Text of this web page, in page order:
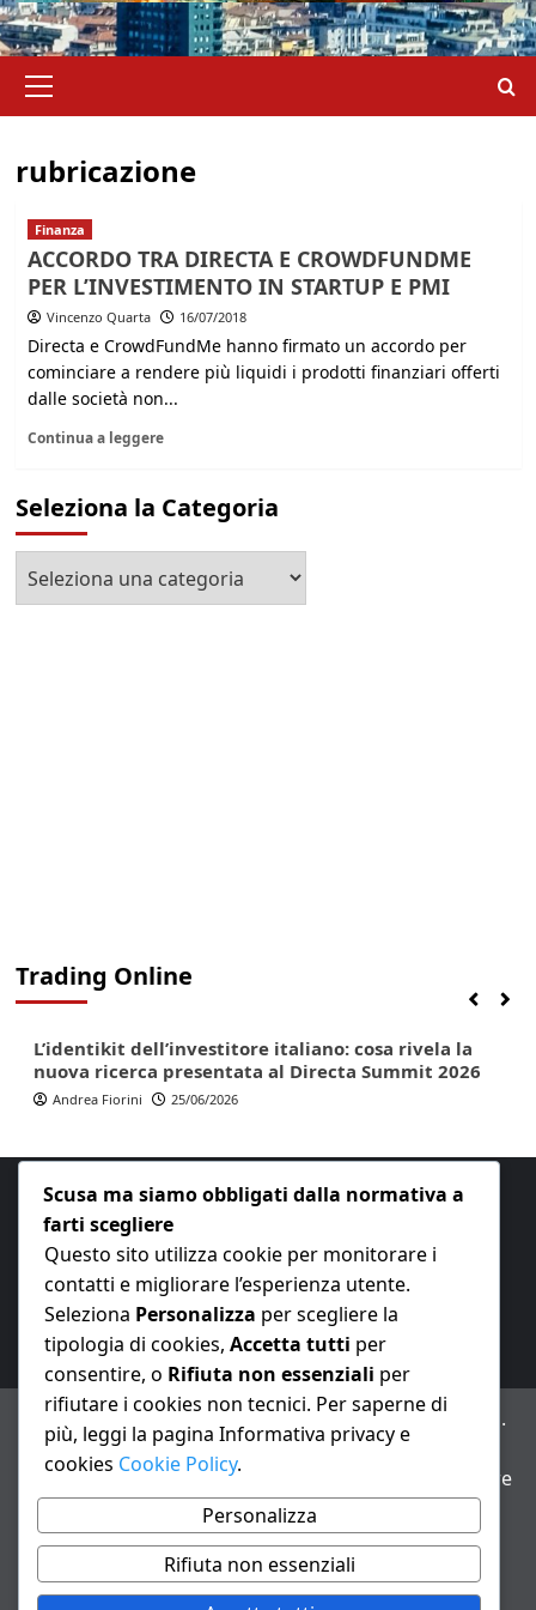
principale
rubricazione
Finanza
ACCORDO TRA DIRECTA E CROWDFUNDME
PER L’INVESTIMENTO IN STARTUP E PMI
Vincenzo Quarta 16/07/2018
Directa e CrowdFundMe hanno firmato un accordo per
cominciare a rendere più liquidi i prodotti finanziari offerti
dalle società non...
Continua a leggere
Seleziona la Categoria
la
Trading Online
L’identikit dell’investitore italiano: cosa rivela la
nuova ricerca presentata al Directa Summit 2026
Andrea Fiorini 25/06/2026
E-mail:redazione@nuovaeconomia.it
ANNO XXIII – Testata giornalistica reg. Trib. Milano n.
487 del 20/9/2002 – Dir. resp. Andrea Fiorini
Avviso IA: alcuni articoli di questo sito possono essere
realizzati con il supporto di sistemi di intelligenza
artificiale con supervisione e verifica di un redattore
Informativa privacy e cookie
Scusa ma siamo obbligati dalla normativa a
farti scegliere
Questo sito utilizza cookie per monitorare i
contatti e migliorare l’esperienza utente.
Seleziona Personalizza per scegliere la
tipologia di cookies, Accetta tutti per
consentire, o Rifiuta non essenziali per
rifiutare i cookies non tecnici. Per saperne di
più, leggi la pagina Informativa privacy e
cookies Cookie Policy.
Personalizza
Rifiuta non essenziali